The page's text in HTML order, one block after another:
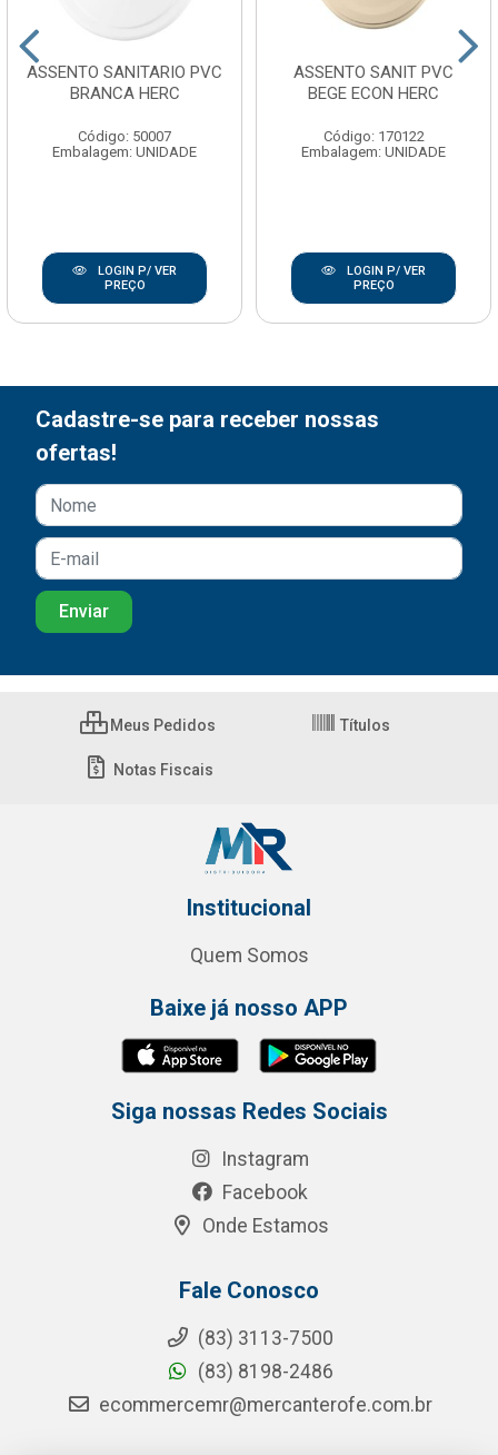
ASSENTO SANITARIO PVC
BRANCA HERC
Código: 50007
Embalagem: UNIDADE
LOGIN P/ VER
PREÇO
ASSENTO SANIT PVC
BEGE ECON HERC
Código: 170122
Embalagem: UNIDADE
LOGIN P/ VER
PREÇO
Cadastre-se para receber nossas
ofertas!
Meus Pedidos Títulos
Notas Fiscais
Institucional
Quem Somos
Baixe já nosso APP
Siga nossas Redes Sociais
Instagram
Facebook
Onde Estamos
Fale Conosco
(83) 3113-7500
(83) 8198-2486
ecommercemr@mercanterofe.com.br